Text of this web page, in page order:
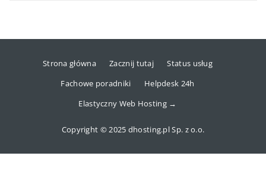
Strona główna Zacznij tutaj
Status usług
Fachowe poradniki
Helpdesk 24h
Elastyczny Web Hosting →
Copyright © 2025 dhosting.pl Sp. z o.o.